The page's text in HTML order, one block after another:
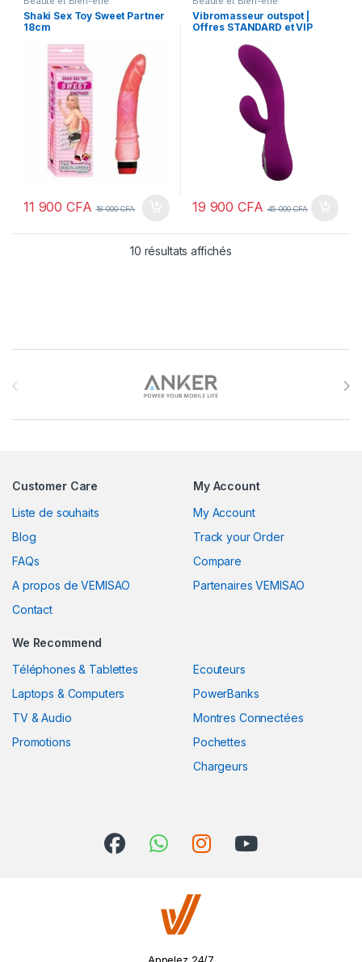
Shaki Sex Toy Sweet Partner
18cm
11 900CFA 18 000CFA
Vibromasseur outspot |
Offres STANDARD et VIP
19 900CFA 45 000CFA
10 résultats affichés
Customer Care
Liste de souhaits
Blog
FAQs
A propos de VEMISAO
Contact
My Account
My Account
Track your Order
Compare
Partenaires VEMISAO
We Recommend
Téléphones & Tablettes
Laptops & Computers
TV & Audio
Promotions
Ecouteurs
PowerBanks
Montres Connectées
Pochettes
Chargeurs
Appelez 24/7